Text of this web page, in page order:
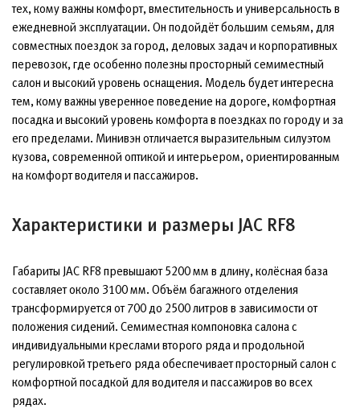
тех, кому важны комфорт, вместительность и универсальность в
ежедневной эксплуатации. Он подойдёт большим семьям, для
совместных поездок за город, деловых задач и корпоративных
перевозок, где особенно полезны просторный семиместный
салон и высокий уровень оснащения. Модель будет интересна
тем, кому важны уверенное поведение на дороге, комфортная
посадка и высокий уровень комфорта в поездках по городу и за
его пределами. Минивэн отличается выразительным силуэтом
кузова, современной оптикой и интерьером, ориентированным
на комфорт водителя и пассажиров.
Характеристики и размеры JAC RF8
Габариты JAC RF8 превышают 5200 мм в длину, колёсная база
составляет около 3100 мм. Объём багажного отделения
трансформируется от 700 до 2500 литров в зависимости от
положения сидений. Семиместная компоновка салона с
индивидуальными креслами второго ряда и продольной
регулировкой третьего ряда обеспечивает просторный салон с
комфортной посадкой для водителя и пассажиров во всех
рядах.